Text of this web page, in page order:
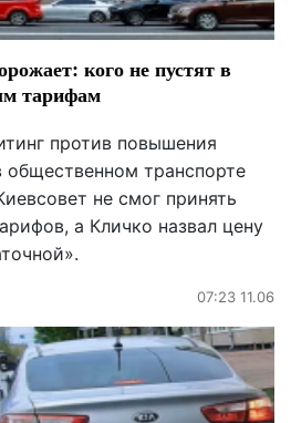
кого не пустят в
тарифам
против повышения
транспорте
не смог принять
а Кличко назвал цену
07:23 11.06